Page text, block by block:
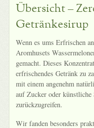
Übersicht –
Getränkesirup
Wenn es ums Erfrischen
Aromhusets
gemacht. Dieses
erfrischendes Getränk zu
mit einem angenehm
auf Zucker oder
zurückzugreifen.
Wir fanden besonders